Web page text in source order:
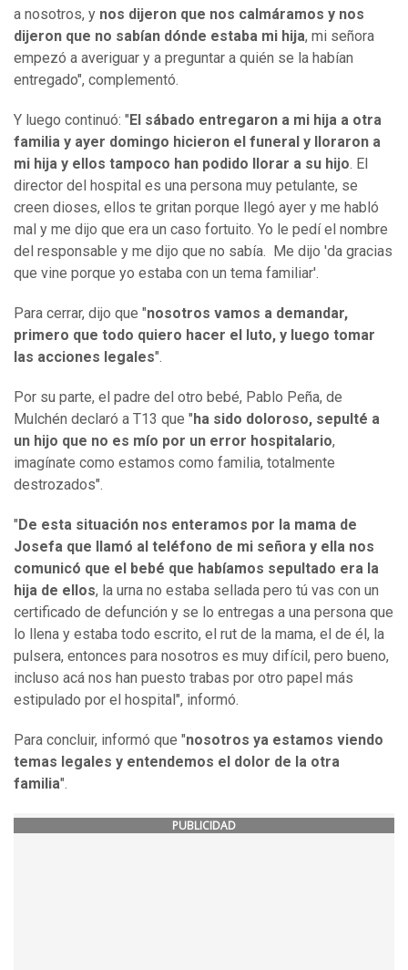
a nosotros, y nos dijeron que nos calmáramos y nos
dijeron que no sabían dónde estaba mi hija, mi señora
empezó a averiguar y a preguntar a quién se la habían
entregado", complementó.
Y luego continuó: " El sábado entregaron a mi hija a otra
familia y ayer domingo hicieron el funeral y lloraron a
mi hija y ellos tampoco han podido llorar a su hijo. El
director del hospital es una persona muy petulante, se
creen dioses, ellos te gritan porque llegó ayer y me habló
mal y me dijo que era un caso fortuito. Yo le pedí el nombre
del responsable y me dijo que no sabía. Me dijo 'da gracias
que vine porque yo estaba con un tema familiar'.
Para cerrar, dijo que "nosotros vamos a demandar,
primero que todo quiero hacer el luto, y luego tomar
las acciones legales".
Por su parte, el padre del otro bebé, Pablo Peña, de
Mulchén declaró a T13 que " ha sido doloroso, sepulté a
un hijo que no es mío por un error hospitalario,
imagínate como estamos como familia, totalmente
destrozados".
" De esta situación nos enteramos por la mama de
Josefa que llamó al teléfono de mi señora y ella nos
comunicó que el bebé que habíamos sepultado era la
hija de ellos, la urna no estaba sellada pero tú vas con un
certificado de defunción y se lo entregas a una persona que
lo llena y estaba todo escrito, el rut de la mama, el de él, la
pulsera, entonces para nosotros es muy difícil, pero bueno,
incluso acá nos han puesto trabas por otro papel más
estipulado por el hospital", informó.
Para concluir, informó que "nosotros ya estamos viendo
temas legales y entendemos el dolor de la otra
familia".
PUBLICIDAD